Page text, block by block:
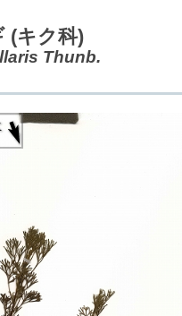
(キク科)
Thunb.